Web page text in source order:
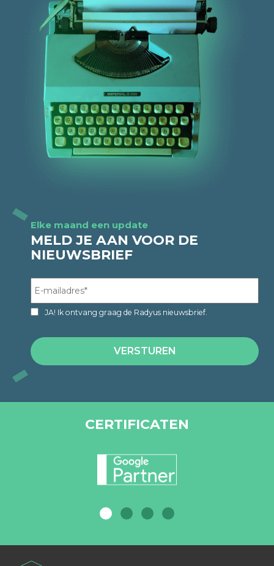
Elke maand een update
MELD JE AAN VOOR DE
NIEUWSBRIEF
JA! Ik ontvang graag de Radyus nieuwsbrief.
CERTIFICATEN